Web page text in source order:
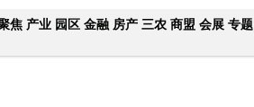
焦 产业 园区 金融 房产 三农 商盟 会展 专题